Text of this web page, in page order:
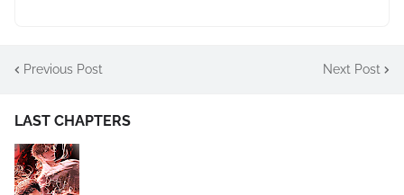
Previous Post Next Post
LAST CHAPTERS